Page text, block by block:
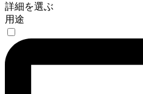
詳細を選ぶ
用途